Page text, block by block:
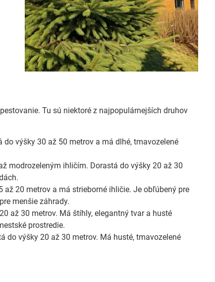
Tu sú niektoré z najpopulárnejších druhov
výšky 30 až 50 metrov a má dlhé, tmavozelené
modrozeleným ihličím. Dorastá do výšky 20 až 30
20 metrov a má strieborné ihličie. Je obľúbený pre
menšie záhrady.
až 30 metrov. Má štíhly, elegantný tvar a husté
prostredie.
do výšky 20 až 30 metrov. Má husté, tmavozelené